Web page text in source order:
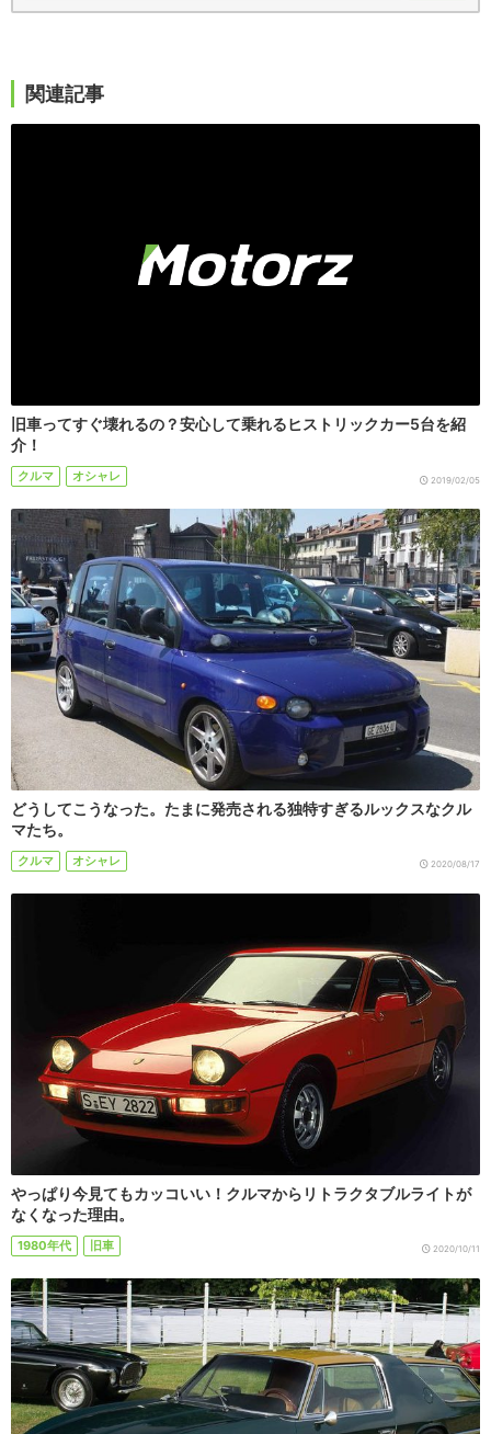
関連記事
旧車ってすぐ壊れるの？安心して乗れるヒストリックカー5台を紹
介！
クルマ オシャレ 2019/02/05
どうしてこうなった。たまに発売される独特すぎるルックスなクル
マたち。
クルマ オシャレ 2020/08/17
やっぱり今見てもカッコいい！クルマからリトラクタブルライトが
なくなった理由。
1980年代 旧車 2020/10/11